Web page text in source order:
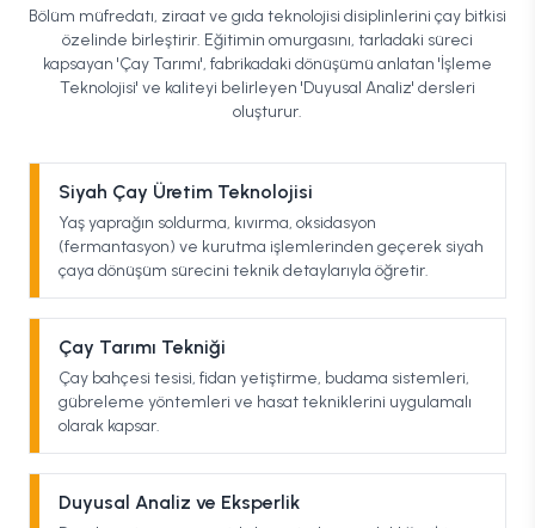
Bölüm müfredatı, ziraat ve gıda teknolojisi disiplinlerini çay bitkisi
özelinde birleştirir. Eğitimin omurgasını, tarladaki süreci
kapsayan 'Çay Tarımı', fabrikadaki dönüşümü anlatan 'İşleme
Teknolojisi' ve kaliteyi belirleyen 'Duyusal Analiz' dersleri
oluşturur.
Siyah Çay Üretim Teknolojisi
Yaş yaprağın soldurma, kıvırma, oksidasyon
(fermantasyon) ve kurutma işlemlerinden geçerek siyah
çaya dönüşüm sürecini teknik detaylarıyla öğretir.
Çay Tarımı Tekniği
Çay bahçesi tesisi, fidan yetiştirme, budama sistemleri,
gübreleme yöntemleri ve hasat tekniklerini uygulamalı
olarak kapsar.
Duyusal Analiz ve Eksperlik